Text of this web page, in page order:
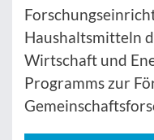
Haushaltsmitteln
Wirtschaft und
Programms zur